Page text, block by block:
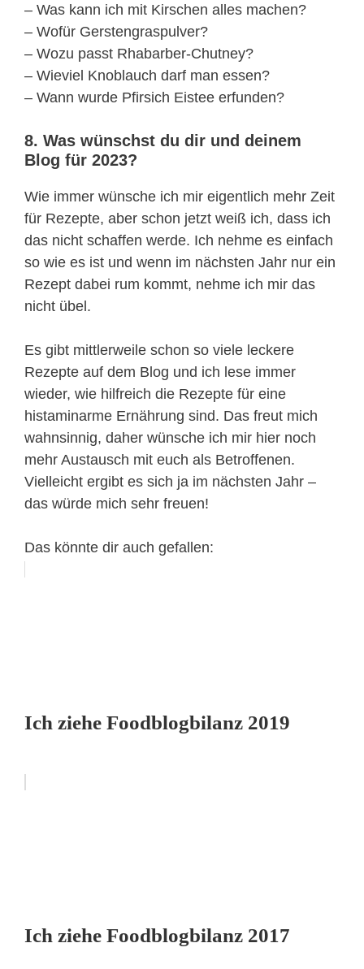
– Was kann ich mit Kirschen alles machen?
– Wofür Gerstengraspulver?
– Wozu passt Rhabarber-Chutney?
– Wieviel Knoblauch darf man essen?
– Wann wurde Pfirsich Eistee erfunden?
8. Was wünschst du dir und deinem
Blog für 2023?
Wie immer wünsche ich mir eigentlich mehr Zeit
für Rezepte, aber schon jetzt weiß ich, dass ich
das nicht schaffen werde. Ich nehme es einfach
so wie es ist und wenn im nächsten Jahr nur ein
Rezept dabei rum kommt, nehme ich mir das
nicht übel.
Es gibt mittlerweile schon so viele leckere
Rezepte auf dem Blog und ich lese immer
wieder, wie hilfreich die Rezepte für eine
histaminarme Ernährung sind. Das freut mich
wahnsinnig, daher wünsche ich mir hier noch
mehr Austausch mit euch als Betroffenen.
Vielleicht ergibt es sich ja im nächsten Jahr –
das würde mich sehr freuen!
Das könnte dir auch gefallen:
Ich ziehe Foodblogbilanz 2019
Ich ziehe Foodblogbilanz 2017